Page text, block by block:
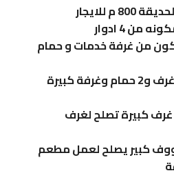
للايجار
4 ادوار
مكون من غرفة خدمات و حمام
الدور الاول مكون من 3 غرف و2 حمام وغرفة كبيرة
الدور الثانى مكون من3 غرف كبيرة تصلح لغرف
رووف كبير يصلح لعمل مطعم